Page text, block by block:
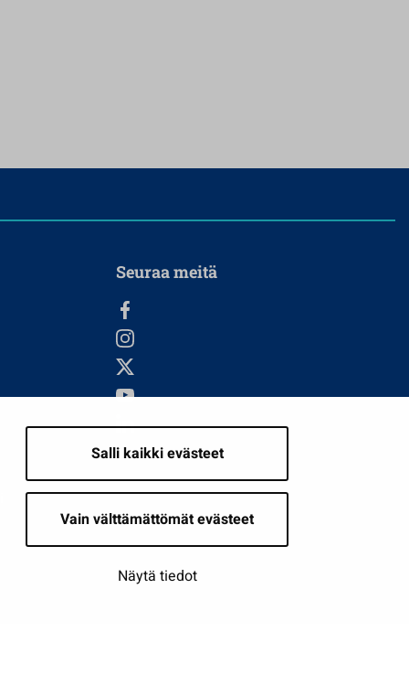
Salli kaikki evästeet
Vain välttämättömät evästeet
Näytä tiedot
Seuraa meitä